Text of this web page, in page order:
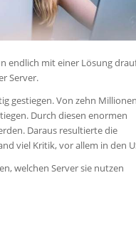
endlich mit einer Lösung
Server.
gestiegen. Von zehn Millionen
Durch diesen enormen
Daraus resultierte die
viel Kritik, vor allem in den
welchen Server sie nutzen